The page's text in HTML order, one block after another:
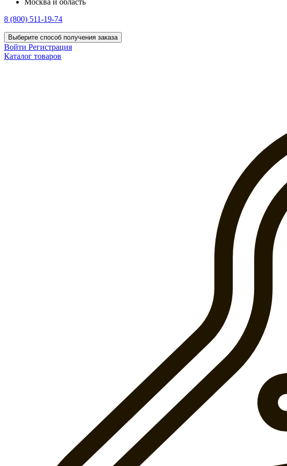
Москва и область
8 (800) 511-19-74
Выберите способ получения заказа
Войти Регистрация
Каталог товаров